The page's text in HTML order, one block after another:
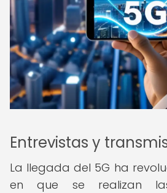
Entrevistas y
La llegada del 5G ha
en que se realizan